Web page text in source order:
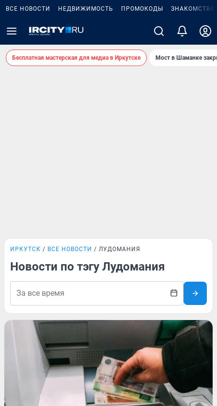
ВСЕ НОВОСТИ НЕДВИЖИМОСТЬ ПРОМОКОДЫ ЗНАКОМСТВА
Бесплатная мастерская для медиа в Иркутске Мост в Шаманке
ИРКУТСК ВСЕ НОВОСТИ ЛУДОМАНИЯ
Новости по тэгу Лудомания